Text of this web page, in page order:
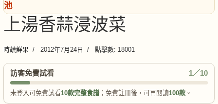
池
上湯香蒜浸波菜
時蔬鮮果 2012年7月24日 點擊數: 18001
訪客免費試看 1／10
未登入可免費試看10款完整食譜 ；免費註冊後，可再閱讀100款 。